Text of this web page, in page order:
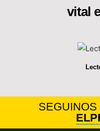
vital
SEGUINOS